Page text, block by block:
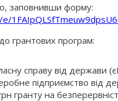
заповнивши форму:
грантових програм:
справу від держави
підприємство від
гранту на